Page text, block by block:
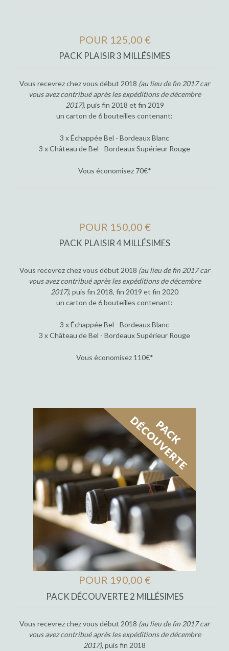
POUR 125,00 €
PACK PLAISIR 3 MILLÉSIMES
Vous recevrez chez vous début 2018 (au lieu de fin 2017 car
vous avez contribué après les expéditions de décembre
2017), puis fin 2018 et fin 2019
un carton de 6 bouteilles contenant:
3 x Échappée Bel - Bordeaux Blanc
3 x Château de Bel - Bordeaux Supérieur Rouge
Vous économisez 70€*
POUR 150,00 €
PACK PLAISIR 4 MILLÉSIMES
Vous recevrez chez vous début 2018 (au lieu de fin 2017 car
vous avez contribué après les expéditions de décembre
2017), puis fin 2018, fin 2019 et fin 2020
un carton de 6 bouteilles contenant:
3 x Échappée Bel - Bordeaux Blanc
3 x Château de Bel - Bordeaux Supérieur Rouge
Vous économisez 110€*
POUR 190,00 €
PACK DÉCOUVERTE 2 MILLÉSIMES
Vous recevrez chez vous début 2018 (au lieu de fin 2017 car
vous avez contribué après les expéditions de décembre
2017), puis fin 2018